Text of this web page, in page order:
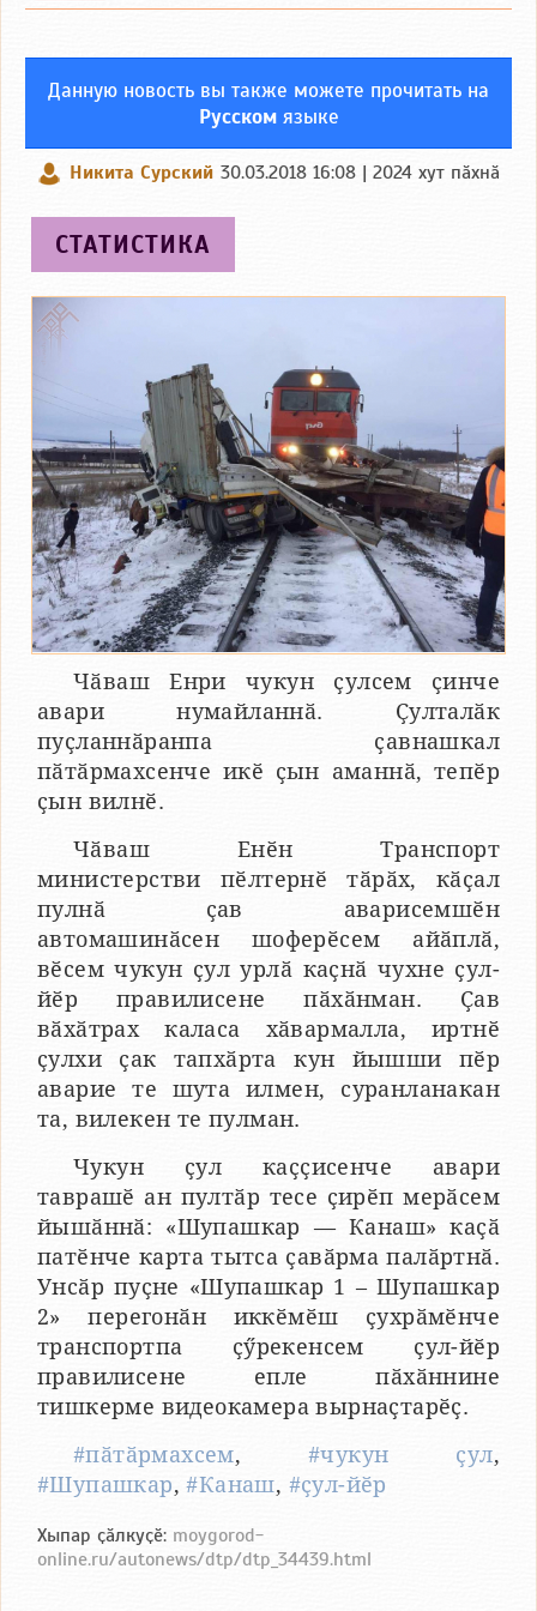
Данную новость вы также можете прочитать на
Русскомязыке
Никита Сурский 30.03.2018 16:08 | 2024 хут пӑхнӑ
СТАТИСТИКА
Чӑваш Енри чукун ҫулсем ҫинче
авари нумайланнӑ. Ҫулталӑк
пуҫланнӑранпа ҫавнашкал
пӑтӑрмахсенче икӗ ҫын аманнӑ, тепӗр
ҫын вилнӗ.
Чӑваш Енӗн Транспорт
министерстви пӗлтернӗ тӑрӑх, кӑҫал
пулнӑ ҫав аварисемшӗн
автомашинӑсен шоферӗсем айӑплӑ,
вӗсем чукун ҫул урлӑ каҫнӑ чухне ҫул-
йӗр правилисене пӑхӑнман. Ҫав
вӑхӑтрах каласа хӑвармалла, иртнӗ
ҫулхи ҫак тапхӑрта кун йышши пӗр
аварие те шута илмен, суранланакан
та, вилекен те пулман.
Чукун ҫул каҫҫисенче авари
таврашӗ ан пултӑр тесе ҫирӗп мерӑсем
йышӑннӑ: «Шупашкар — Канаш» каҫӑ
патӗнче карта тытса ҫавӑрма палӑртнӑ.
Унсӑр пуҫне «Шупашкар 1 – Шупашкар
2» перегонӑн иккӗмӗш ҫухрӑмӗнче
транспортпа ҫӳрекенсем ҫул-йӗр
правилисене епле пӑхӑннине
тишкерме видеокамера вырнаҫтарӗҫ.
#пӑтӑрмахсем,#чукун ҫул,
#Шупашкар,#Канаш, #ҫул-йӗр
Хыпар ҫӑлкуҫӗ: moygorod-
online.ru/autonews/dtp/dtp_34439.html